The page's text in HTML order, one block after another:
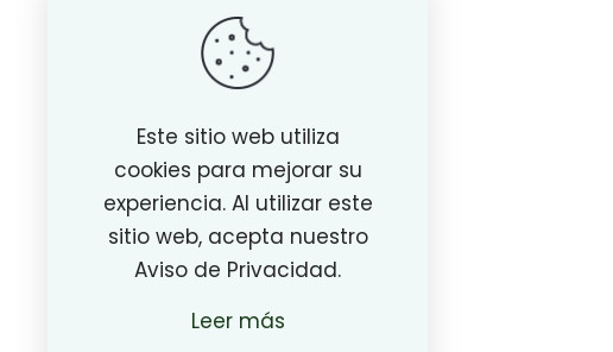
Este sitio web utiliza
cookies para mejorar su
experiencia. Al utilizar este
sitio web, acepta nuestro
Aviso de Privacidad.
Leer más